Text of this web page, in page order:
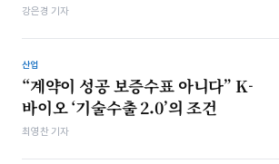
강은경 기자
산업
“계약이 성공 보증수표 아니다” K-
바이오 ‘기술수출 2.0’의 조건
최영찬 기자